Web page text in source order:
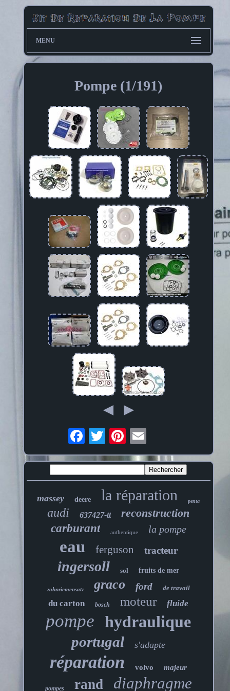
MENU
Pompe (1/191)
massey deere la réparation penta
audi 637427-tt
reconstruction
carburant
authentique la pompe
eau ferguson tracteur
ingersoll sol fruits de mer
zahnriemensatz graco ford de travail
du carton bosch moteur fluide
pompe hydraulique
portugal s'adapte
réparation volvo majeur
pompes rand diaphragme